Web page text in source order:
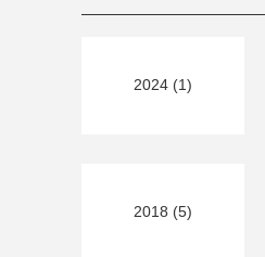
2024 (1)
2018 (5)